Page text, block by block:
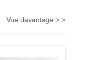
Vue davantage > >